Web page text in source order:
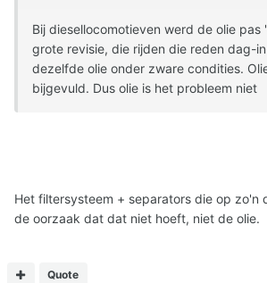
Bij diesellocomotieven werd de olie pas
grote revisie, die rijden die reden dag-
dezelfde olie onder zware condities.
bijgevuld. Dus olie is het probleem niet
Het filtersysteem + separators die op zo'n
de oorzaak dat dat niet hoeft, niet de olie.
Quote